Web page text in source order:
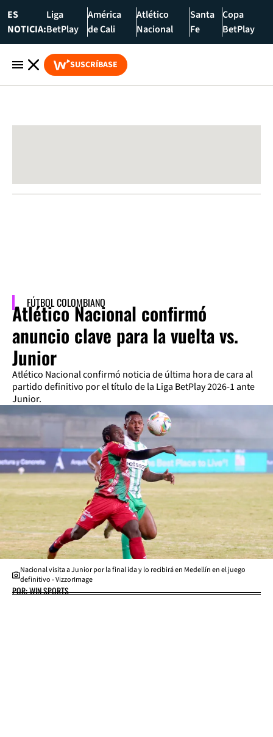
ES
NOTICIA:
Liga
BetPlay
América
de Cali
Atlético
Nacional
Santa
Fe
Copa
BetPlay
SUSCRÍBASE
FÚTBOL COLOMBIANO
Atlético Nacional confirmó
anuncio clave para la vuelta vs.
Junior
Atlético Nacional confirmó noticia de última hora de cara al
partido definitivo por el título de la Liga BetPlay 2026-1 ante
Junior.
Nacional visita a Junior por la final ida y lo recibirá en Medellín en el juego
definitivo - VizzorImage
POR: WIN SPORTS